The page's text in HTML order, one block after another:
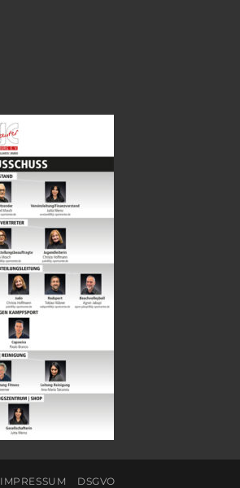
IMPRESSUM DSGVO